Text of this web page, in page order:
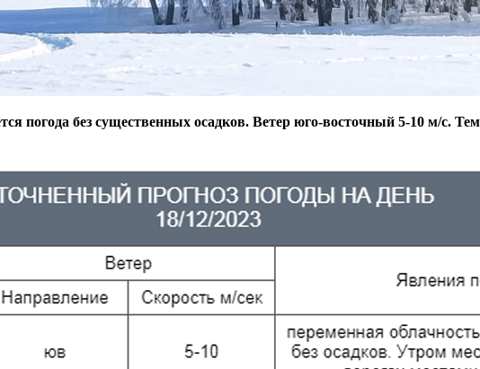
погода без существенных осадков. Ветер юго-восточный 5-10 м/с.